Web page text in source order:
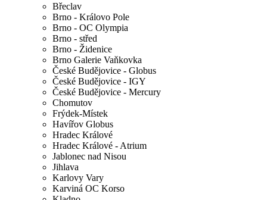
Břeclav
Brno - Královo Pole
Brno - OC Olympia
Brno - střed
Brno - Židenice
Brno Galerie Vaňkovka
České Budějovice - Globus
České Budějovice - IGY
České Budějovice - Mercury
Chomutov
Frýdek-Místek
Havířov Globus
Hradec Králové
Hradec Králové - Atrium
Jablonec nad Nisou
Jihlava
Karlovy Vary
Karviná OC Korso